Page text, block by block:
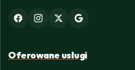
Oferowane usługi